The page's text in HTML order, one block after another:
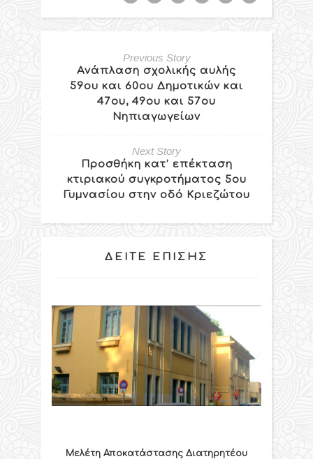
Previous Story
Ανάπλαση σχολικής αυλής
59ου και 60ου Δημοτικών και
47ου, 49ου και 57ου
Νηπιαγωγείων
Next Story
Προσθήκη κατ’ επέκταση
κτιριακού συγκροτήματος 5ου
Γυμνασίου στην οδό Κριεζώτου
ΔΕΊΤΕ ΕΠΊΣΗΣ
Μελέτη Αποκατάστασης Διατηρητέου